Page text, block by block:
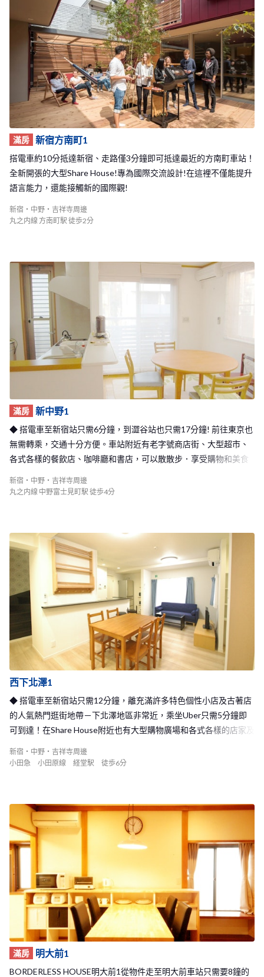
光。 新宿中野3 Share House為在寧靜的住宅區，在徒步5分鐘的距
離及可以抵達便利商店、超市或是公共澡堂，生活機能非常便利，
附近也有公園，可以在休假的時光和室友們一起到公園散步或野
餐！在中野車站附近更是相當的熱鬧，擁有許多的餐廳、居酒屋，
以及在商店街內也有各式各樣的店林立，可以到這裡逛街，或是購
買到所有你所需要的商品，住在這裡完全不需要擔心會感到無聊。
新宿中野3 Share House的附近還有我們的新宿中野1和2 Share Hou
se，能夠擁有更多的機會交到來自世界各地的朋友！如此棒的的生
活環境，超級推薦給將至東京展開新生活的你唷！
滿房 新宿方南町1
搭電車約10分抵達新宿、走路僅3分鐘即可抵達最近的方南町車站！
全新開張的大型Share House!專為國際交流設計!在這裡不僅能提升
語言能力，還能接觸新的國際觀!
新宿・中野・吉祥寺周邊
丸之内線 方南町駅 徒歩2分
滿房 新中野1
◆ 搭電車至新宿站只需6分鐘，到澀谷站也只需17分鐘! 前往東京也
無需轉乘，交通十分方便。車站附近有老字號商店街、大型超市、
各式各樣的餐飲店、咖啡廳和書店，可以散散步．享受購物和美食
新宿・中野・吉祥寺周邊
丸之内線 中野富士見町駅 徒歩4分
西下北澤1
◆ 搭電車至新宿站只需12分鐘，離充滿許多特色個性小店及古著店
的人氣熱門逛街地帶－下北澤地區非常近，乘坐Uber只需5分鐘即
可到達！在Share House附近也有大型購物廣場和各式各樣的店家及
新宿・中野・吉祥寺周邊
小田急 小田原線 経堂駅 徒歩6分
滿房 明大前1
BORDERLESS HOUSE明大前1從物件走至明大前車站只需要8鐘的